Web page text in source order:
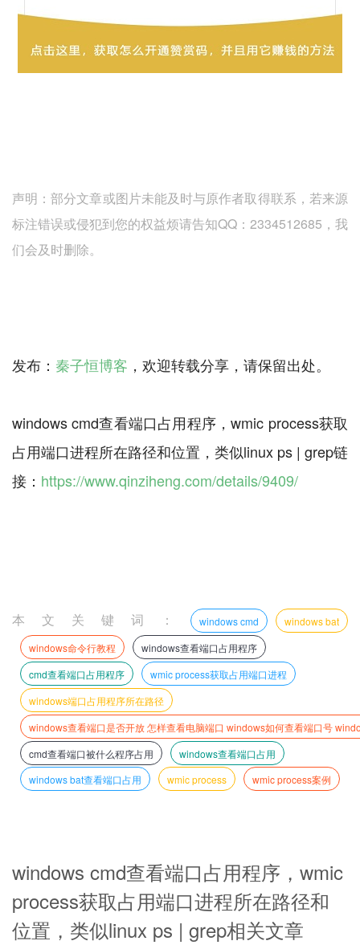
声明：部分文章或图片未能及时与原作者取得联系，若来源
标注错误或侵犯到您的权益烦请告知QQ：2334512685，我
们会及时删除。
发布： 秦子恒博客 ，欢迎转载分享，请保留出处。
windows cmd查看端口占用程序，wmic process获取
占用端口进程所在路径和位置，类似linux ps | grep链
接： https://www.qinziheng.com/details/9409/
本文关键词： windows cmd
windows bat
windows命令行教程
windows查看端口占用程序
cmd查看端口占用程序
wmic process获取占用端口进程
windows端口占用程序所在路径
windows查看端口是否开放 怎样查看电脑端口 windows如何查看端口号
cmd查看端口被什么程序占用
windows查看端口占用
windows bat查看端口占用
wmic process wmic process案例
windows cmd查看端口占用程序，wmic
process获取占用端口进程所在路径和
位置，类似linux ps | grep相关文章